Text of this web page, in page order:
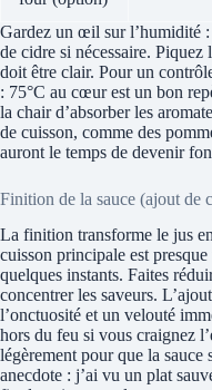
Gardez un œil sur l’humidité
de cidre si nécessaire.
doit être clair. Pour un
: 75°C au cœur est un bon
la chair d’absorber les
de cuisson, comme des
auront le temps de devenir
Finition de la sauce (ajout de
La finition transforme le jus
cuisson principale est
quelques instants. Faites
concentrer les saveurs.
l’onctuosité et un velouté
hors du feu si vous craignez
légèrement pour que la sauce
anecdote : j’ai vu un plat